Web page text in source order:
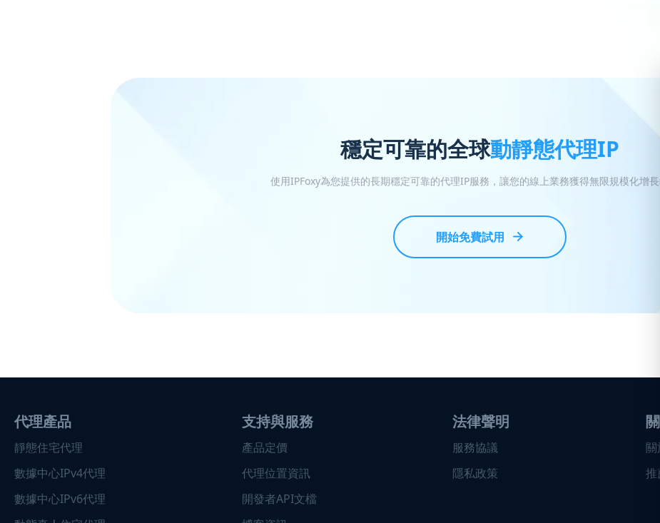
穩定可靠的全球動靜態代理IP
使用IPFoxy為您提供的長期穩定可靠的代理IP服務，讓您的線上業務獲得無限規模化增長
開始免費試用
代理產品
靜態住宅代理
數據中心IPv4代理
數據中心IPv6代理
支持與服務
產品定價
代理位置資訊
開發者API文檔
法律聲明
服務協議
隱私政策
關
推